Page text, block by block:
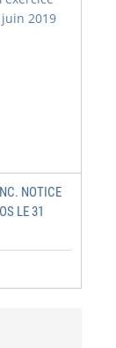
NOTICE
LE 31